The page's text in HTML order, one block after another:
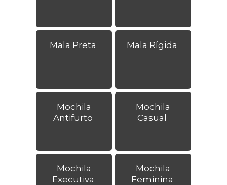
Mala Preta Mala Rígida
Mochila
Antifurto
Mochila
Casual
Mochila
Executiva
Mochila
Feminina